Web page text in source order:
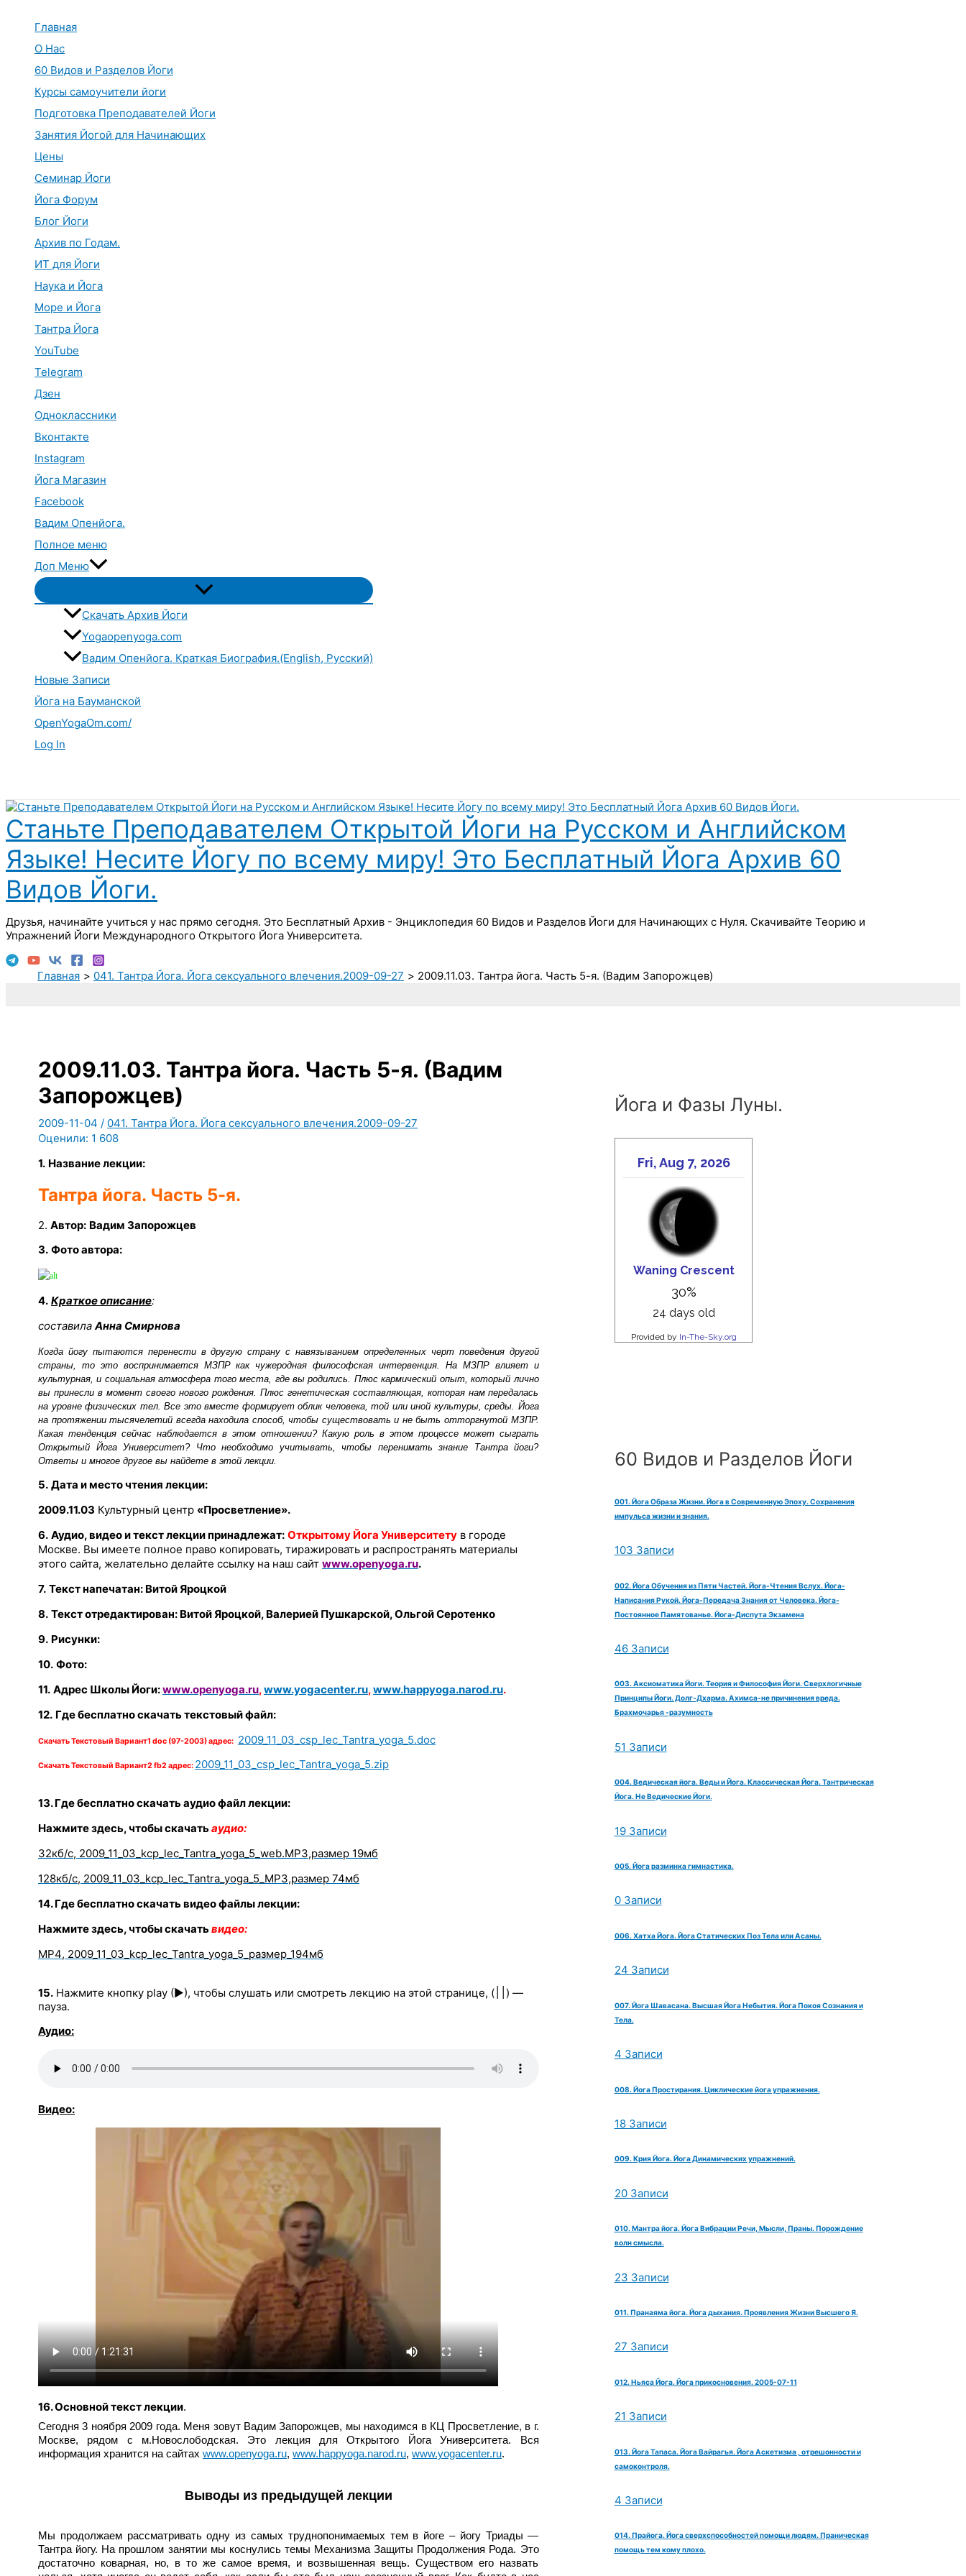
Главная
О Нас
60 Видов и Разделов Йоги
Курсы самоучители йоги
Подготовка Преподавателей Йоги
Занятия Йогой для Начинающих
Цены
Семинар Йоги
Йога Форум
Блог Йоги
Архив по Годам.
ИТ для Йоги
Наука и Йога
Море и Йога
Тантра Йога
YouTube
Telegram
Дзен
Одноклассники
Вконтакте
Instagram
Йога Магазин
Facebook
Вадим Опенйога.
Полное меню
Доп Меню
Переключатель
меню
Скачать Архив Йоги
Yogaopenyoga.com
Вадим Опенйога. Краткая Биография.(English, Русский)
Новые Записи
Йога на Бауманской
OpenYogaOm.com/
Log In
Станьте Преподавателем Открытой Йоги на Русском и Английском
Языке! Несите Йогу по всему миру! Это Бесплатный Йога Архив 60
Видов Йоги.
Друзья, начинайте учиться у нас прямо сегодня. Это Бесплатный Архив - Энциклопедия 60 Видов и Разделов Йоги для Начинающих с Нуля. Скачивайте Теорию и
Упражнений Йоги Международного Открытого Йога Университета.
Главная 041. Тантра Йога. Йога сексуального влечения.2009-09-27 2009.11.03. Тантра йога. Часть 5-я. (Вадим Запорожцев)
2009.11.03. Тантра йога. Часть 5-я. (Вадим
Запорожцев)
2009-11-04 / 041. Тантра Йога. Йога сексуального влечения.2009-09-27
Оценили: 1 608
1. Название лекции:
Тантра йога. Часть 5-я.
2. Автор: Вадим Запорожцев
3. Фото автора:
4. Краткое описание:
составилаАнна Смирнова
Когда йогу пытаются перенести в другую страну с навязыванием определенных черт поведения другой
страны, то это воспринимается МЗПР как чужеродная философская интервенция. На МЗПР влияет и
культурная, и социальная атмосфера того места, где вы родились. Плюс кармический опыт, который лично
вы принесли в момент своего нового рождения. Плюс генетическая составляющая, которая нам передалась
на уровне физических тел. Все это вместе формирует облик человека, той или иной культуры, среды. Йога
на протяжении тысячелетий всегда находила способ, чтобы существовать и не быть отторгнутой МЗПР.
Какая тенденция сейчас наблюдается в этом отношении? Какую роль в этом процессе может сыграть
Открытый Йога Университет? Что необходимо учитывать, чтобы перенимать знание Тантра йоги?
Ответы и многое другое вы найдете в этой лекции.
5. Дата и место чтения лекции:
2009.11.03 Культурный центр «Просветление».
6. Аудио, видео и текст лекции принадлежат: Открытому Йога Университету в городе
Москве. Вы имеете полное право копировать, тиражировать и распространять материалы
этого сайта, желательно делайте ссылку на наш сайт www.openyoga.ru.
7. Текст напечатан: Витой Яроцкой
8. Текст отредактирован: Витой Яроцкой, Валерией Пушкарской, Ольгой Серотенко
9. Рисунки:
10. Фото:
11. Адрес Школы Йоги:www.openyoga.ru,www.yogacenter.ru,www.happyoga.narod.ru.
12. Где бесплатно скачать текстовый файл:
Скачать Текстовый Вариант1 doc (97-2003) адрес: 2009_11_03_csp_lec_Tantra_yoga_5.doc
Скачать Текстовый Вариант2 fb2 адрес: 2009_11_03_csp_lec_Tantra_yoga_5.zip
13. Где бесплатно скачать аудио файл лекции:
Нажмите здесь, чтобы скачатьаудио:
32кб/с, 2009_11_03_kcp_lec_Tantra_yoga_5_ web.MP3,размер 19мб
128кб/с, 2009_ 11_03_kcp_lec_Tantra_yoga_5 MP3,размер 74мб
14. Где бесплатно скачать видео файлы лекции:
Нажмите здесь, чтобы скачатьвидео:
MP4, 2009_ 11_03_kcp_lec_Tantra_yoga_5 _размер_194мб
15. Нажмите кнопку play (►), чтобы слушать или смотреть лекцию на этой странице, (
) —
пауза.
Аудио:
Видео:
16. Основной текст лекции.
Сегодня 3 ноября 2009 года. Меня зовут Вадим Запорожцев, мы находимся в КЦ Просветление, в г.
Москве, рядом с м.Новослободская. Это лекция для Открытого Йога Университета. Вся
информация хранится на сайтах www.openyoga.ru, www.happyoga.narod.ru, www.yogacenter.ru.
Выводы из предыдущей лекции
Мы продолжаем рассматривать одну из самых труднопонимаемых тем в йоге – йогу Триады —
Тантра йогу. На прошлом занятии мы коснулись темы Механизма Защиты Продолжения Рода. Это
достаточно коварная, но, в то же самое время, и возвышенная вещь. Существом его назвать
Йога и Фазы Луны.
60 Видов и Разделов Йоги
001. Йога Образа Жизни. Йога в Современную Эпоху. Сохранения
импульса жизни и знания.
103 Записи
002. Йога Обучения из Пяти Частей. Йога-Чтения Вслух. Йога-
Написания Рукой. Йога-Передача Знания от Человека. Йога-
Постоянное Памятованье. Йога-Диспута Экзамена
46 Записи
003. Аксиоматика Йоги. Теория и Философия Йоги. Сверхлогичные
Принципы Йоги. Долг-Дхарма. Ахимса-не причинения вреда.
Брахмочарья -разумность
51 Записи
004. Ведическая йога. Веды и Йога. Классическая Йога. Тантрическая
Йога. Не Ведические Йоги.
19 Записи
005. Йога разминка гимнастика.
0 Записи
006. Хатха Йога. Йога Статических Поз Тела или Асаны.
24 Записи
007. Йога Шавасана. Высшая Йога Небытия. Йога Покоя Сознания и
Тела.
4 Записи
008. Йога Простирания. Циклические йога упражнения.
18 Записи
009. Крия Йога. Йога Динамических упражнений.
20 Записи
010. Мантра йога. Йога Вибрации Речи, Мысли, Праны. Порождение
волн смысла.
23 Записи
011. Пранаяма йога. Йога дыхания. Проявления Жизни Высшего Я.
27 Записи
012. Ньяса Йога. Йога прикосновения. 2005-07-11
21 Записи
013. Йога Тапаса. Йога Вайрагья. Йога Аскетизма , отрешонности и
самоконтроля.
4 Записи
014. Прайога. Йога сверхспособностей помощи людям. Праническая
помощь тем кому плохо.